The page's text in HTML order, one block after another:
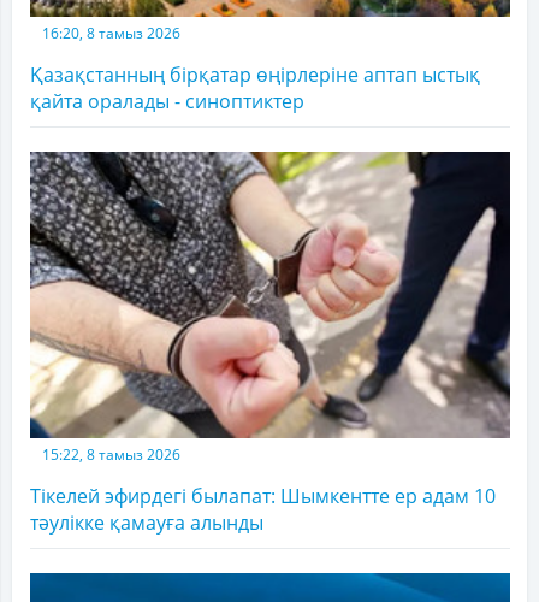
16:20, 8 тамыз 2026
Қазақстанның бірқатар өңірлеріне аптап ыстық
қайта оралады - синоптиктер
15:22, 8 тамыз 2026
Тікелей эфирдегі былапат: Шымкентте ер адам 10
тәулікке қамауға алынды